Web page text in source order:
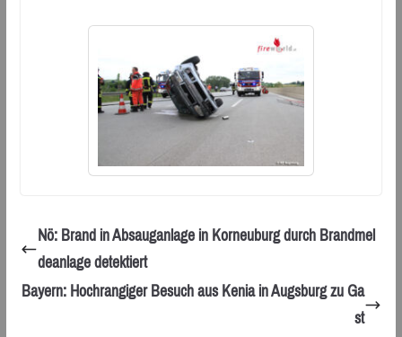
Nö: Brand in Absauganlage in Korneuburg durch Brandmel
deanlage detektiert
Bayern: Hochrangiger Besuch aus Kenia in Augsburg zu Ga
st